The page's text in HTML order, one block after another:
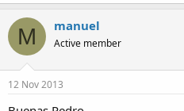
M manuel
Active member
12 Nov 2013